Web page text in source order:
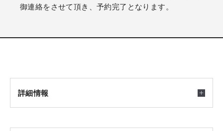
御連絡をさせて頂き、予約完了となります。
詳細情報